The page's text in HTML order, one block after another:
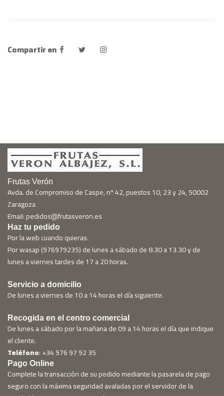
Compartir en
Frutas Verón
Avda. de Compromiso de Caspe, nº 42, puestos 10, 23 y 24, 50002
Zaragoza
Email: pedidos@frutasveron.es
Haz tu pedido
Por la web cuando quieras.
Por wasap (976979235) de lunes a sábado de 8.30 a 13.30 y de
lunes a viernes tardes de 17 a 20 horas.
Servicio a domicilio
De lunes a viernes de 10 a 14 horas el día siguiente.
Recogida en el centro comercial
De lunes a sábado por la mañana de 09 a 14 horas el día que indique
el cliente.
Teléfono: +34 976 97 92 35
Pago Online
Complete la transacción de su pedido mediante la pasarela de pago
seguro con la máxima seguridad avaladas por el servidor de la